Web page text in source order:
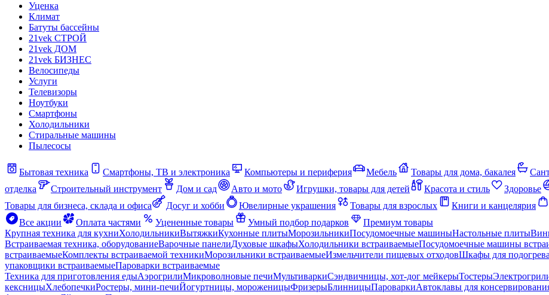
Уценка
Климат
Батуты бассейны
21vek СТРОЙ
21vek ДОМ
21vek БИЗНЕС
Велосипеды
Услуги
Телевизоры
Ноутбуки
Смартфоны
Холодильники
Стиральные машины
Пылесосы
Бытовая техника Смартфоны, ТВ и электроника Компьютеры и периферия Мебель Товары для дома, бакалея
отделка
Строительный инструмент Дом и сад Авто и мото Игрушки, товары для детей Красота и стиль Здоровье
Товары для бизнеса, склада и офиса
Досуг и хобби Ювелирные украшения Товары для взрослых Книги и канцелярия
Все акции
Оплата частями Уцененные товары Умный подбор подарков
Премиум товары
Крупная техника для кухниХолодильникиВытяжкиКухонные плитыМорозильникиПосудомоечные машиныНастольные плиты
Встраиваемая техника, оборудованиеВарочные панелиДуховые шкафыХолодильники встраиваемыеПосудомоечные машины
встраиваемыеКомплекты встраиваемой техникиМорозильники встраиваемыеИзмельчители пищевых отходовШкафы для
упаковщики встраиваемыеПароварки встраиваемые
Техника для приготовления едыАэрогрилиМикроволновые печиМультиваркиСэндвичницы, хот-дог мейкерыТостеры
кексницыХлебопечкиРостеры, мини-печиЙогуртницы, мороженицыФризерыБлинницыПароваркиАвтоклавы для